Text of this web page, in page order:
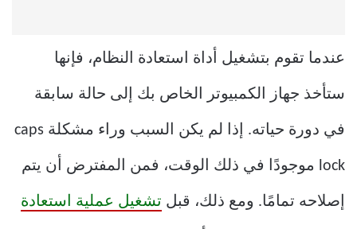
عندما تقوم بتشغيل أداة استعادة النظام، فإنها
ستأخذ جهاز الكمبيوتر الخاص بك إلى حالة سابقة
في دورة حياته. إذا لم يكن السبب وراء مشكلة caps
lock موجودًا في ذلك الوقت، فمن المفترض أن يتم
إصلاحه تمامًا. ومع ذلك، قبل تشغيل عملية استعادة